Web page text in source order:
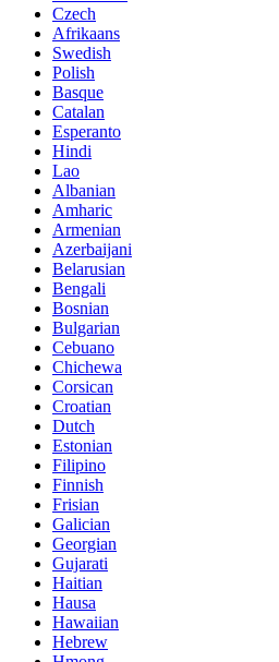
Czech
Afrikaans
Swedish
Polish
Basque
Catalan
Esperanto
Hindi
Lao
Albanian
Amharic
Armenian
Azerbaijani
Belarusian
Bengali
Bosnian
Bulgarian
Cebuano
Chichewa
Corsican
Croatian
Dutch
Estonian
Filipino
Finnish
Frisian
Galician
Georgian
Gujarati
Haitian
Hausa
Hawaiian
Hebrew